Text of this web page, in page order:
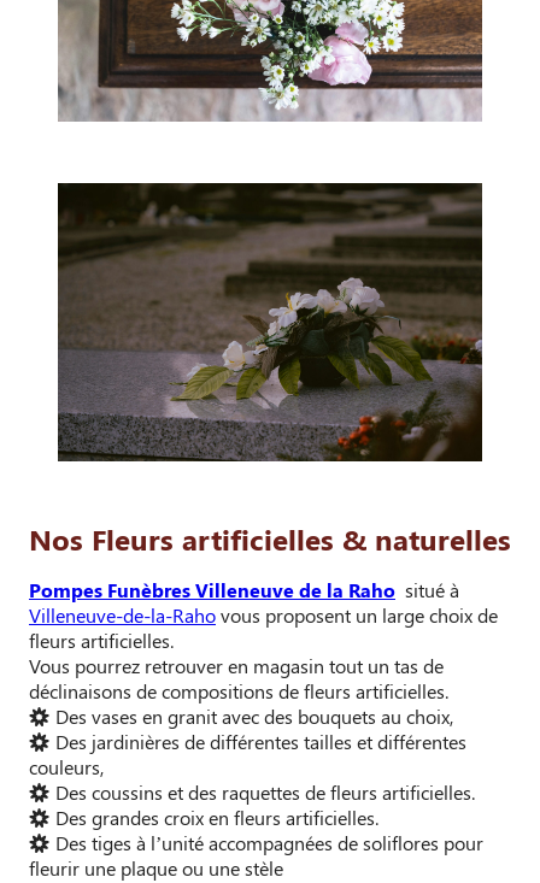
Nos Fleurs artificielles & naturelles
Pompes Funèbres Villeneuve de la Raho situé à
Villeneuve-de-la-Rahovous proposent un large choix de
fleurs artificielles.
Vous pourrez retrouver en magasin tout un tas de
déclinaisons de compositions de fleurs artificielles.
Des vases en granit avec des bouquets au choix,
Des jardinières de différentes tailles et différentes
couleurs,
Des coussins et des raquettes de fleurs artificielles.
Des grandes croix en fleurs artificielles.
Des tiges à l’unité accompagnées de soliflores pour
fleurir une plaque ou une stèle